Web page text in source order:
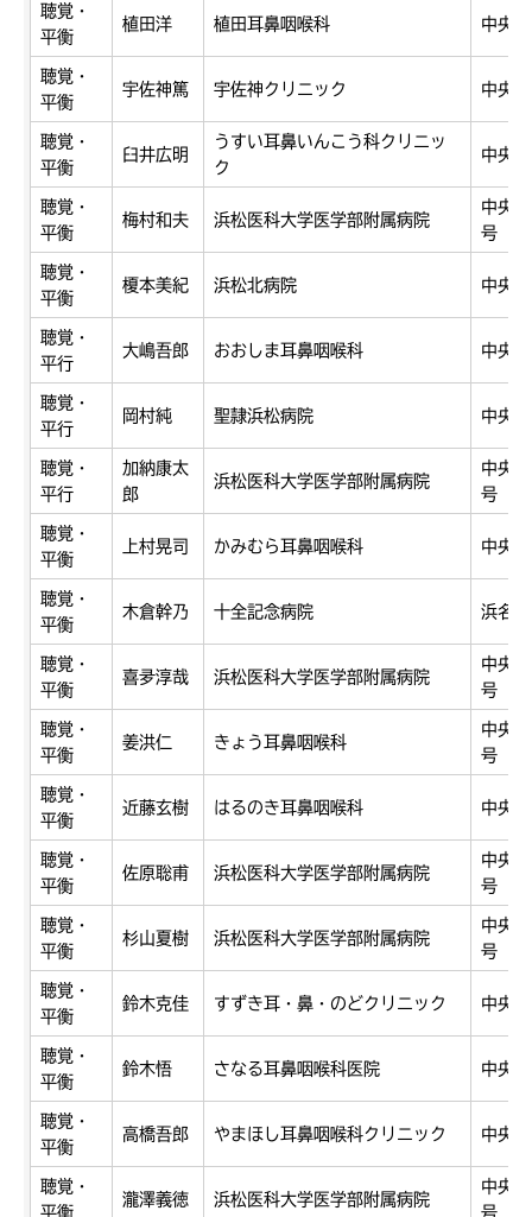
聴覚・
平衡
植田洋 植田耳鼻咽喉科 中央
聴覚・
平衡
宇佐神篤 宇佐神クリニック 中央
聴覚・
平衡
臼井広明
うすい耳鼻いんこう科クリニッ
ク
中央
聴覚・
平衡
梅村和夫 浜松医科大学医学部附属病院
中央
号
聴覚・
平衡
榎本美紀 浜松北病院 中央
聴覚・
平行
大嶋吾郎 おおしま耳鼻咽喉科 中央
聴覚・
平行
岡村純 聖隷浜松病院 中央
聴覚・
平行
加納康太
郎
浜松医科大学医学部附属病院
中央
号
聴覚・
平衡
上村晃司 かみむら耳鼻咽喉科 中央
聴覚・
平衡
木倉幹乃 十全記念病院 浜名
聴覚・
平衡
喜夛淳哉 浜松医科大学医学部附属病院
中央
号
聴覚・
平衡
姜洪仁 きょう耳鼻咽喉科
中央
号
聴覚・
平衡
近藤玄樹 はるのき耳鼻咽喉科 中央
聴覚・
平衡
佐原聡甫 浜松医科大学医学部附属病院
中央
号
聴覚・
平衡
杉山夏樹 浜松医科大学医学部附属病院
中央
号
聴覚・
平衡
鈴木克佳 すずき耳・鼻・のどクリニック 中央
聴覚・
平衡
鈴木悟 さなる耳鼻咽喉科医院 中央
聴覚・
平衡
高橋吾郎 やまほし耳鼻咽喉科クリニック 中央
聴覚・
平衡
瀧澤義徳 浜松医科大学医学部附属病院
中央
号